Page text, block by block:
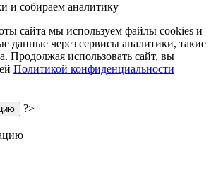
и собираем аналитику
сайта мы используем файлы cookies и
данные через сервисы аналитики, такие
Продолжая использовать сайт, вы
Политикой конфиденциальности
?>